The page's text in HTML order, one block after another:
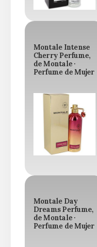
Montale Intense
Cherry Perfume,
de Montale ·
Perfume de Mujer
Montale Day
Dreams Perfume,
de Montale ·
Perfume de Mujer